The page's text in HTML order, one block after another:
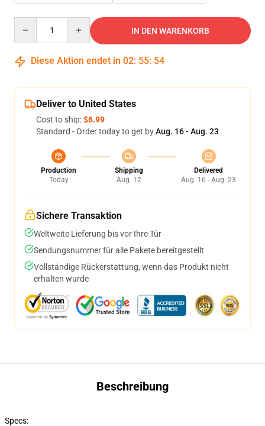
IN DEN WARENKORB
Diese Aktion endet in 02: 55: 54
Deliver to United States
Cost to ship:$6.99
Standard - Order today to get byAug. 16 - Aug. 23
Production
Today
Shipping
Aug. 12
Delivered
Aug. 16 - Aug. 23
Sichere Transaktion
Weltweite Lieferung bis vor Ihre Tür
Sendungsnummer für alle Pakete bereitgestellt
Vollständige Rückerstattung, wenn das Produkt nicht
erhalten wurde
Beschreibung
Specs: